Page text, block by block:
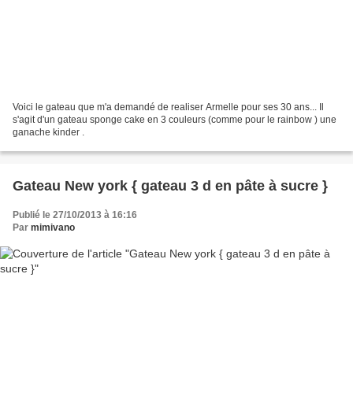
Voici le gateau que m'a demandé de realiser Armelle pour ses 30 ans... Il
s'agit d'un gateau sponge cake en 3 couleurs (comme pour le rainbow ) une
ganache kinder .
Gateau New york { gateau 3 d en pâte à sucre }
Publié le 27/10/2013 à 16:16
Par mimivano